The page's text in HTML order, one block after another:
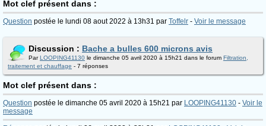
Mot clef présent dans :
Question postée le lundi 08 aout 2022 à 13h31 par Toffelr - Voir le message
Discussion : Bache a bulles 600 microns avis
ParLOOPING41130 le dimanche 05 avril 2020 à 15h21 dans le forum Filtration,
traitement et chauffage - 7 réponses
Mot clef présent dans :
Question postée le dimanche 05 avril 2020 à 15h21 par LOOPING41130 - Voir le
message